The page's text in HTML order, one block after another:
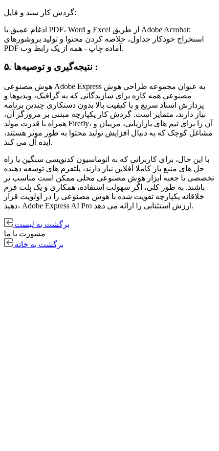
گردش کار سند و فایل:
ادغام عمیق با PDF، Word و Excel از طریق Adobe Acrobat:
استخراج خودکار جداول، خلاصه کردن محتوا و تولید بروشورهای
PDF آماده چاپ - همه از یک رابط وب.
۵. نتیجه‌گیری و توصیه‌ها :
هوش مصنوعی Adobe Express به عنوان مجموعه طراحی هوش
مصنوعی همه کاره برای سازندگانی که به گرافیک، ویدیوها و
پردازش اسناد سریع و با کیفیت بالا بدون دستکاری چندین برنامه
نیاز دارند، متمایز است. گردش کار یکپارچه مبتنی بر مرورگر آن،
همراه با قدرت مولد Firefly، آن را برای تیم های بازاریابی، مربیان و
مشاغل کوچک که به دنبال افزایش تولید محتوا به طور موثر هستند،
ایده آل می کند.
با این حال، برای کاربرانی که به اتوماسیون کدنویسی سنگین یا راه
حل های منبع باز کاملا آفلاین نیاز دارند، پلتفرم های توسعه دهنده
تخصصی یا جعبه ابزار هوش مصنوعی محلی ممکن است مناسب تر
باشند. به طور کلی، اگر سهولت استفاده، همکاری و یک پلت فرم
خلاقانه یکپارچه تقویت شده با هوش مصنوعی را در اولویت قرار
دهید، Adobe Express AI Pro ارزش استثنایی را ارائه می دهد.
برگشت به لیست
مشورت با ما
برگشت به خانه